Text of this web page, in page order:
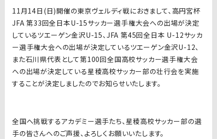
11月14日(日)開催の東京ヴェルディ戦におきまして、高円宮杯
JFA 第33回全日本U-15サッカー選手権大会への出場が決定
しているツエーゲン金沢U-15、JFA 第45回全日本 U-12サッカ
ー選手権大会への出場が決定しているツエーゲン金沢U-12、
また石川県代表として第100回全国高校サッカー選手権大会
への出場が決定している星稜高校サッカー部の壮行会を実施
することが決定しましたのでお知らせいたします。
全国へ挑戦するアカデミー選手たち、星稜高校サッカー部の選
手の皆さんへのご声援、よろしくお願いいたします。